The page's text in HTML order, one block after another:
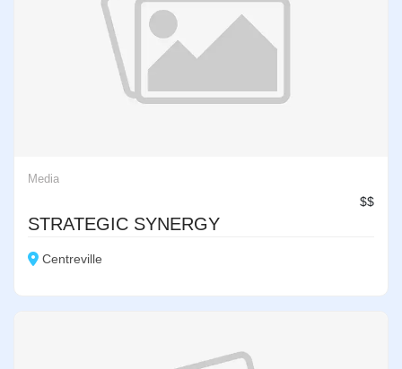
Media
$$
STRATEGIC SYNERGY
Centreville